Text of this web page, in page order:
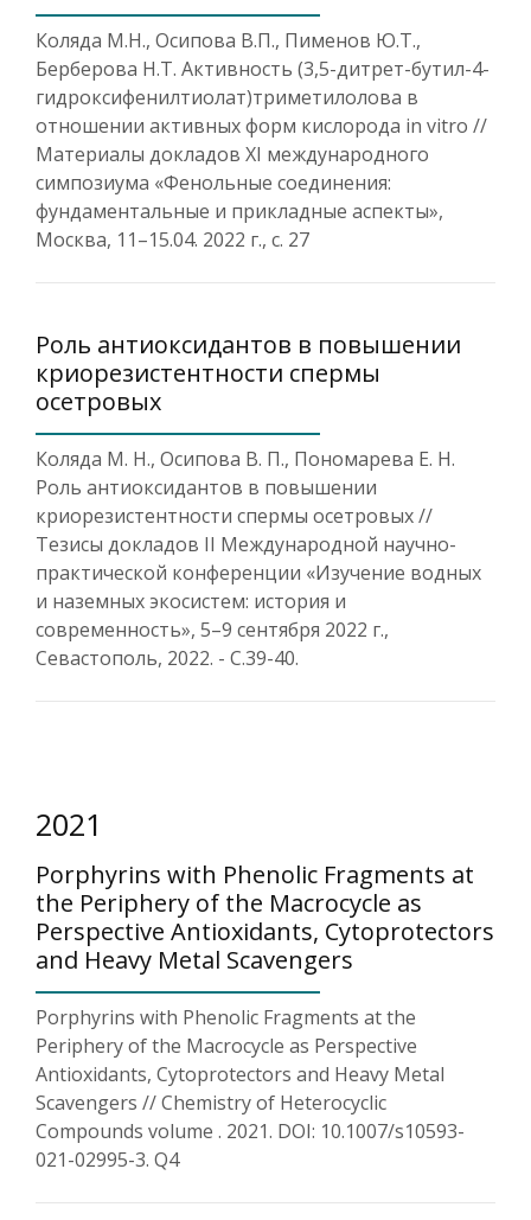
Коляда М.Н., Осипова В.П., Пименов Ю.Т.,
Берберова Н.Т. Активность (3,5-дитрет-бутил-4-
гидроксифенилтиолат)триметилолова в
отношении активных форм кислорода in vitro //
Материалы докладов XI международного
симпозиума «Фенольные соединения:
фундаментальные и прикладные аспекты»,
Москва, 11–15.04. 2022 г., с. 27
Роль антиоксидантов в повышении
криорезистентности спермы
осетровых
Коляда М. Н., Осипова В. П., Пономарева Е. Н.
Роль антиоксидантов в повышении
криорезистентности спермы осетровых //
Тезисы докладов II Международной научно­-
практической конференции «Изучение водных
и наземных экосистем: история и
современность», 5–9 сентября 2022 г.,
Севастополь, 2022. - C.39-40.
2021
Porphyrins with Phenolic Fragments at
the Periphery of the Macrocycle as
Perspective Antioxidants, Cytoprotectors
and Heavy Metal Scavengers
Porphyrins with Phenolic Fragments at the
Periphery of the Macrocycle as Perspective
Antioxidants, Cytoprotectors and Heavy Metal
Scavengers // Chemistry of Heterocyclic
Compounds volume . 2021. DOI: 10.1007/s10593-
021-02995-3. Q4